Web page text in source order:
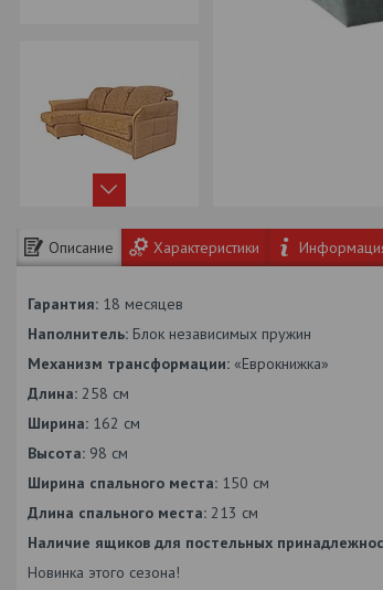
Описание Характеристики
Гарантия: 18 месяцев
Наполнитель: Блок независимых пружин
Механизм трансформации: «Еврокнижка»
Длина: 258 см
Ширина: 162 см
Высота: 98 см
Ширина спального места: 150 см
Длина спального места: 213 см
Наличие ящиков для постельных
Новинка этого сезона!